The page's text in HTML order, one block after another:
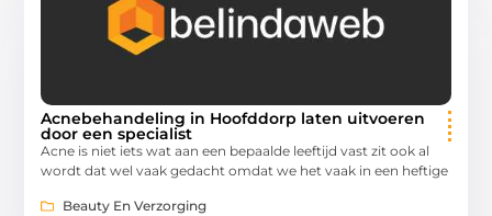
Acnebehandeling in Hoofddorp laten uitvoeren
door een specialist
Acne is niet iets wat aan een bepaalde leeftijd vast zit ook al
wordt dat wel vaak gedacht omdat we het vaak in een heftige
Beauty En Verzorging